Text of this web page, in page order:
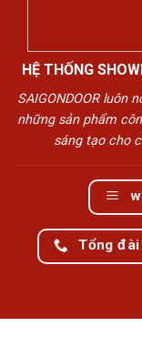
HỆ THỐNG
SAIGONDOOR luôn
những sản phẩm
sáng tạo cho
Tổng